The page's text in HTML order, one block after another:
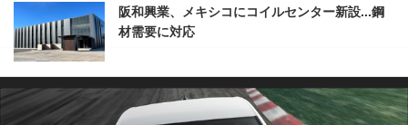
阪和興業、メキシコにコイルセンター新設...鋼
材需要に対応